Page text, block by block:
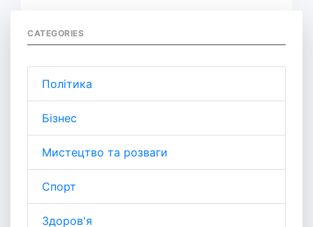
CATEGORIES
Політика
Бізнес
Мистецтво та розваги
Спорт
Здоров'я